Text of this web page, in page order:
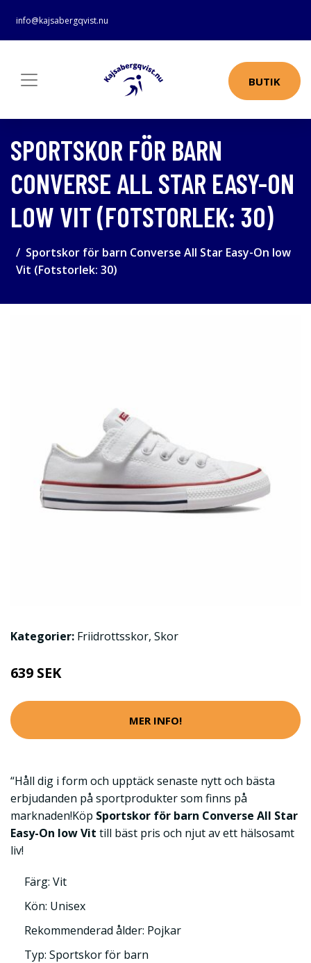
info@kajsabergqvist.nu
BUTIK
SPORTSKOR FÖR BARN
CONVERSE ALL STAR EASY-ON
LOW VIT (FOTSTORLEK: 30)
Sportskor för barn Converse All Star Easy-On low
Vit (Fotstorlek: 30)
Kategorier: Friidrottsskor, Skor
639 SEK
MER INFO!
“Håll dig i form och upptäck senaste nytt och bästa
erbjudanden på sportprodukter som finns på
marknaden!Köp Sportskor för barn Converse All Star
Easy-On low Vit till bäst pris och njut av ett hälsosamt
liv!
Färg: Vit
Kön: Unisex
Rekommenderad ålder: Pojkar
Typ: Sportskor för barn